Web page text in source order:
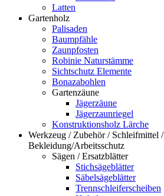
Latten
Gartenholz
Palisaden
Baumpfähle
Zaunpfosten
Robinie Naturstämme
Sichtschutz Elemente
Bonazabohlen
Gartenzäune
Jägerzäune
Jägerzaunriegel
Konstruktionsholz Lärche
Werkzeug / Zubehör / Schleifmittel /
Bekleidung/Arbeitsschutz
Sägen / Ersatzblätter
Stichsägeblätter
Säbelsägeblätter
Trennschleiferscheiben